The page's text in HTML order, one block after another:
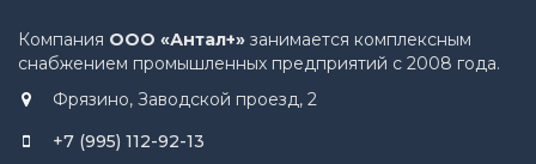
Компания ООО «Антал+» занимается комплексным
снабжением промышленных предприятий с 2008 года.
Фрязино, Заводской проезд, 2
+7 (995) 112-92-13